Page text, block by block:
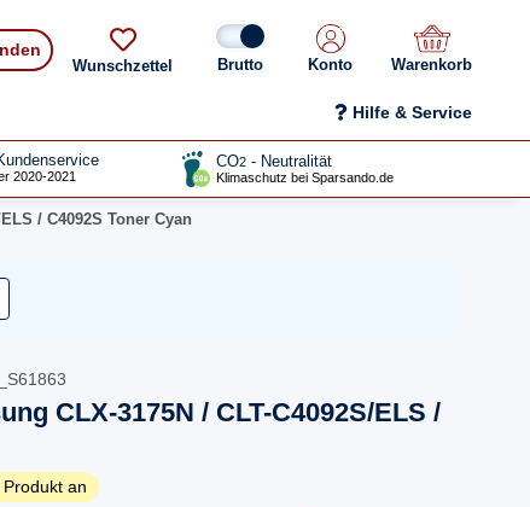
Wunschzettel Konto Warenkorb
Hilfe & Service
2020-2021
CO2 - Neutralität
Klimaschutz bei Sparsando.de
/ C4092S Toner Cyan
CLX-3175N / CLT-C4092S/ELS /
an